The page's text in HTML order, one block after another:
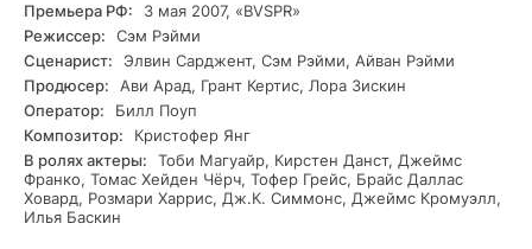
Премьера РФ:
3 мая 2007, «BVSPR»
Режиссер:
Сэм Рэйми
Сценарист:
Элвин Сарджент, Сэм Рэйми, Айван Рэйми
Продюсер:
Ави Арад, Грант Кертис, Лора Зискин
Оператор:
Билл Поуп
Композитор:
Кристофер Янг
В ролях актеры:
Тоби Магуайр, Кирстен Данст, Джеймс
Франко, Томас Хейден Чёрч, Тофер Грейс, Брайс Даллас
Ховард, Розмари Харрис, Дж.К. Симмонс, Джеймс Кромуэлл,
Илья Баскин